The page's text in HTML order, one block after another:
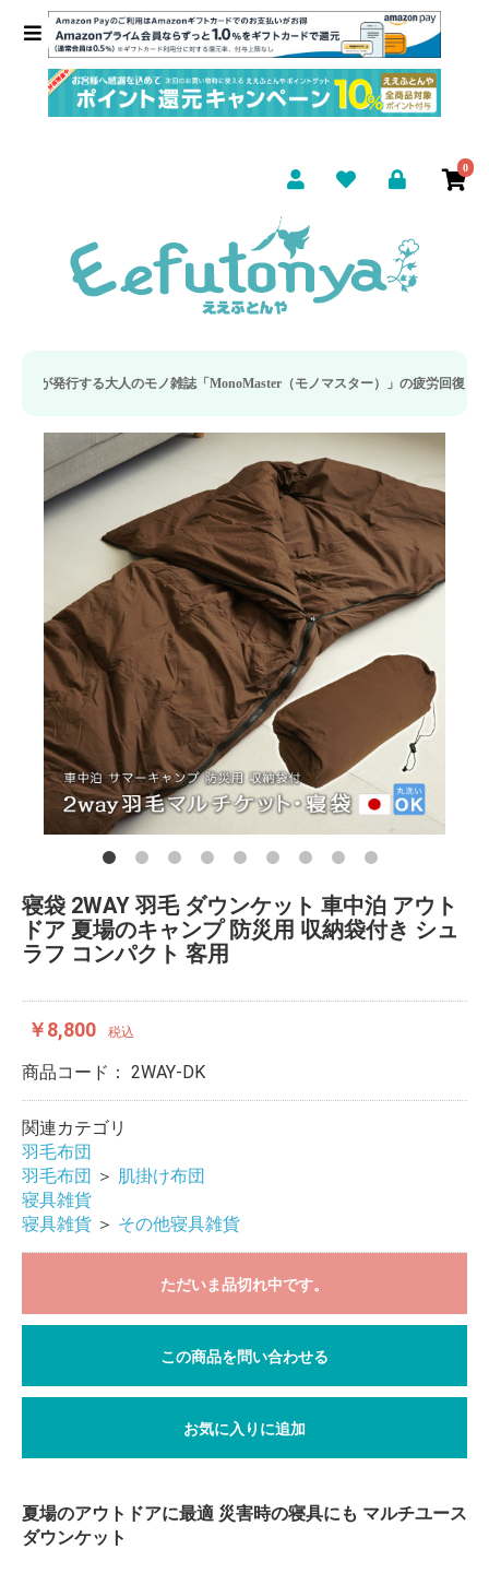
0
雑誌「MonoMaster（モノマスター）」の疲労回復・睡眠の向上特集に当社のリ
寝袋 2WAY 羽毛 ダウンケット 車中泊 アウト
ドア 夏場のキャンプ 防災用 収納袋付き シュ
ラフ コンパクト 客用
￥8,800 税込
商品コード： 2WAY-DK
関連カテゴリ
羽毛布団
羽毛布団 ＞ 肌掛け布団
寝具雑貨
寝具雑貨 ＞ その他寝具雑貨
ただいま品切れ中です。
この商品を問い合わせる
お気に入りに追加
夏場のアウトドアに最適 災害時の寝具にも マルチユース
ダウンケット